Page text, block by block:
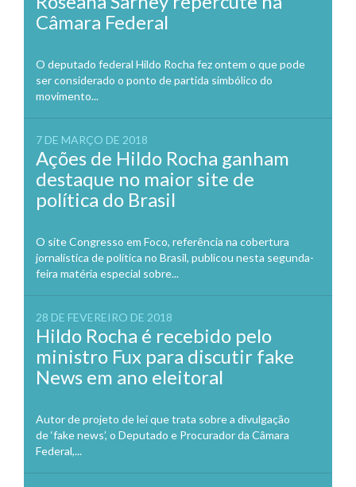
Câmara Federal
O deputado federal Hildo Rocha fez ontem o que pode
ser considerado o ponto de partida simbólico do
movimento...
7 DE MARÇO DE 2018
Ações de Hildo Rocha ganham
destaque no maior site de
política do Brasil
O site Congresso em Foco, referência na cobertura
jornalística de política no Brasil, publicou nesta segunda-
feira matéria especial sobre...
28 DE FEVEREIRO DE 2018
Hildo Rocha é recebido pelo
ministro Fux para discutir fake
News em ano eleitoral
Autor de projeto de lei que trata sobre a divulgação
de ‘fake news’, o Deputado e Procurador da Câmara
Federal,...